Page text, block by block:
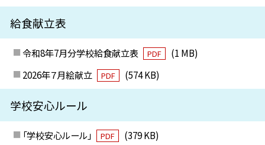
給食献立表
令和8年7月分学校給食献立表 PDF
(1 MB)
2026年７月絵献立
PDF (574 KB)
学校安心ルール
「学校安心ルール」 PDF (379 KB)